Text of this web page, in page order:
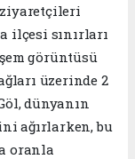
ziyaretçileri
ilçesi sınırları
görüntüsü
üzerinde 2
dünyanın
ağırlarken, bu
oranla